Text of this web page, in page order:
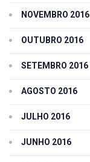
NOVEMBRO 2016
OUTUBRO 2016
SETEMBRO 2016
AGOSTO 2016
JULHO 2016
JUNHO 2016